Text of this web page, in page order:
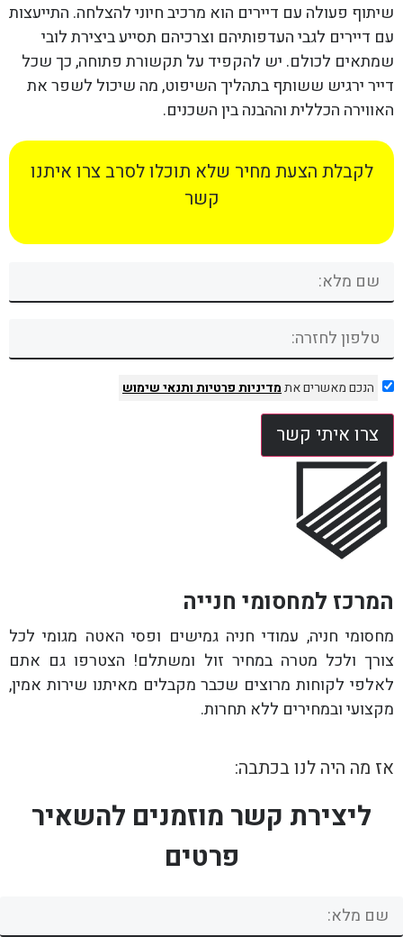
שיתוף פעולה עם דיירים הוא מרכיב חיוני להצלחה. התייעצות
עם דיירים לגבי העדפותיהם וצרכיהם תסייע ביצירת לובי
שמתאים לכולם. יש להקפיד על תקשורת פתוחה, כך שכל
דייר ירגיש ששותף בתהליך השיפוט, מה שיכול לשפר את
האווירה הכללית וההבנה בין השכנים.
לקבלת הצעת מחיר שלא תוכלו לסרב צרו איתנו
קשר
הנכם מאשרים אתמדיניות פרטיותותנאי שימוש
צרו איתי קשר
המרכז למחסומי חנייה
מחסומי חניה, עמודי חניה גמישים ופסי האטה מגומי לכל
צורך ולכל מטרה במחיר זול ומשתלם! הצטרפו גם אתם
לאלפי לקוחות מרוצים שכבר מקבלים מאיתנו שירות אמין,
מקצועי ובמחירים ללא תחרות.
אז מה היה לנו בכתבה:
ליצירת קשר מוזמנים להשאיר
פרטים